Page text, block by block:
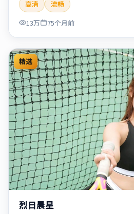
片适合检索「南港列车」「贾樟柯」
「2020」「2020-05-27上映」等关
创信息。
高清
流畅
13万
75个月前
精选
烈日晨星